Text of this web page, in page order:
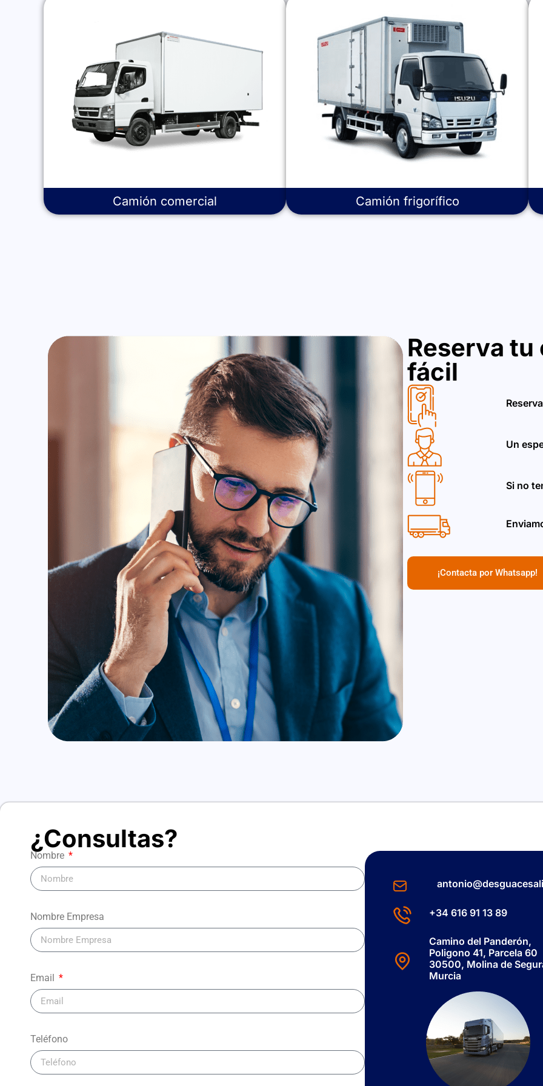
Camión comercial Camión frigorífico
Reserva tu
fácil
Un
Si no
¡Contacta por Whatsapp!
¿Consultas?
Nombre
Nombre Empresa
Email
Teléfono
+34 616 91 13 89
Camino del Panderón,
Poligono 41, Parcela 60
30500, Molina de
Murcia